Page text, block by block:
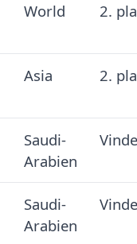
World 2.
Asia 2.
Saudi-
Arabien
Saudi-
Arabien